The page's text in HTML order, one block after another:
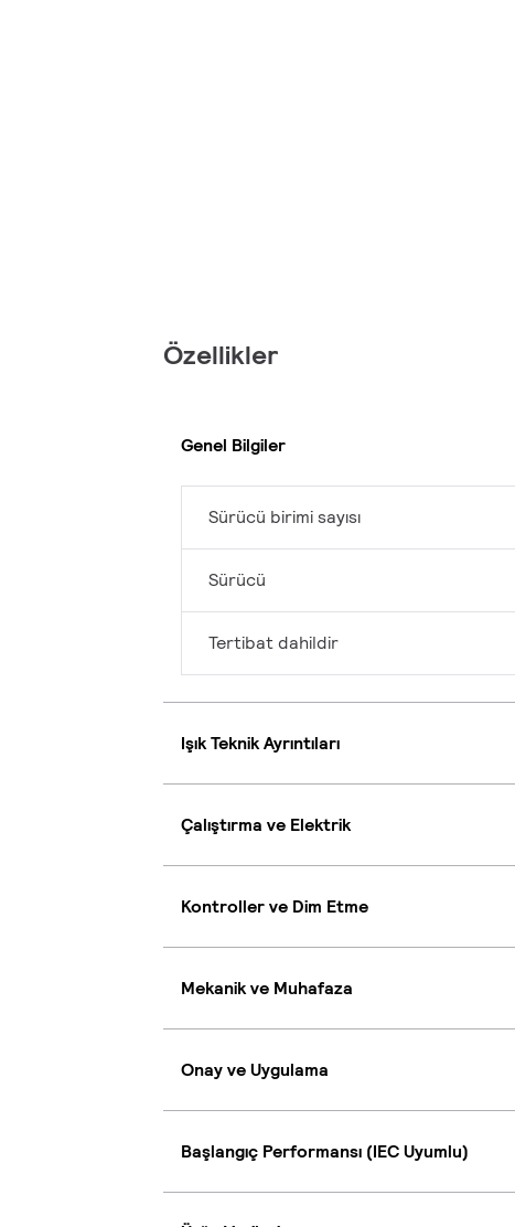
Özellikler
Genel Bilgiler
Sürücü birimi sayısı
Sürücü
Tertibat dahildir
Işık Teknik Ayrıntıları
Çalıştırma ve Elektrik
Kontroller ve Dim Etme
Mekanik ve Muhafaza
Onay ve Uygulama
Başlangıç Performansı (IEC Uyumlu)